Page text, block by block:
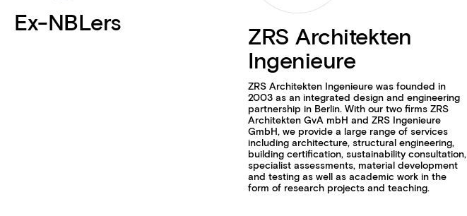
Ex-NBLers
ZRS Architekten
Ingenieure
ZRS Architekten Ingenieure was founded in
2003 as an integrated design and engineering
partnership in Berlin. With our two firms ZRS
Architekten GvA mbH and ZRS Ingenieure
GmbH, we provide a large range of services
including architecture, structural engineering,
building certification, sustainability consultation,
specialist assessments, material development
and testing as well as academic work in the
form of research projects and teaching.